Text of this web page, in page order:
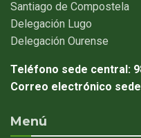
Santiago de Compostela
Delegación Lugo
Delegación Ourense
Teléfono sede central:
Correo electrónico
Menú